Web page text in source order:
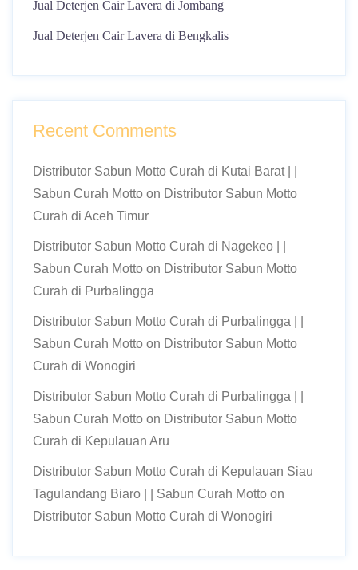
Jual Deterjen Cair Lavera di Jombang
Jual Deterjen Cair Lavera di Bengkalis
Recent Comments
Distributor Sabun Motto Curah di Kutai Barat | |
Sabun Curah Motto on Distributor Sabun Motto
Curah di Aceh Timur
Distributor Sabun Motto Curah di Nagekeo | |
Sabun Curah Motto on Distributor Sabun Motto
Curah di Purbalingga
Distributor Sabun Motto Curah di Purbalingga | |
Sabun Curah Motto on Distributor Sabun Motto
Curah di Wonogiri
Distributor Sabun Motto Curah di Purbalingga | |
Sabun Curah Motto on Distributor Sabun Motto
Curah di Kepulauan Aru
Distributor Sabun Motto Curah di Kepulauan Siau
Tagulandang Biaro | | Sabun Curah Motto on
Distributor Sabun Motto Curah di Wonogiri